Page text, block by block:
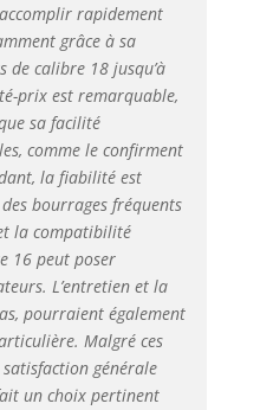
rapidement
grâce à sa
de calibre 18 jusqu’à
prix est remarquable,
sa facilité
comme le confirment
la fiabilité est
bourrages fréquents
la compatibilité
16 peut poser
L’entretien et la
pourraient également
Malgré ces
générale
un choix pertinent